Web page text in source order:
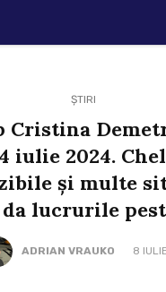
ȘTIRI
Cristina
iulie 2024.
și multe
lucrurile
ADRIAN VRAUKO 8